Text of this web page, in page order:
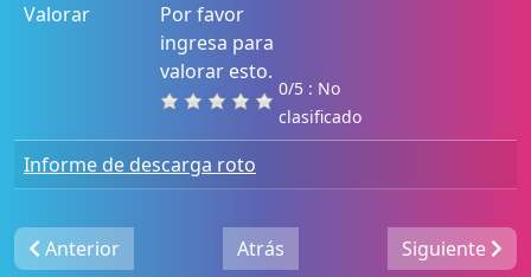
Valorar
Por favor
ingresa para
valorar esto.
0/5 : No
clasificado
Informe de descarga roto
Anterior Atrás Siguiente